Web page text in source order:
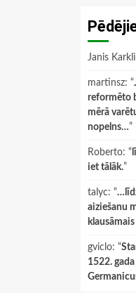
Janis
martinsz: “
reformēto
mērā
nopelns…”
Roberto: “
iet tālāk.”
talyc: “
aiziešanu
gviclo: “
1522.